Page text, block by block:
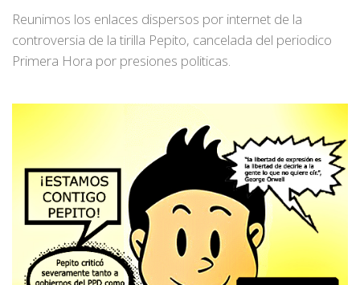
Reunimos los enlaces dispersos por internet de la
controversia de la tirilla Pepito, cancelada del periodico
Primera Hora por presiones politicas.